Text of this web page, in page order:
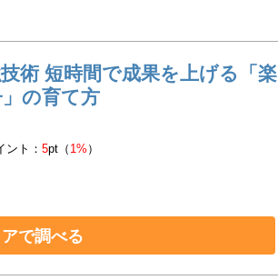
術 短時間で成果を上げる「楽
の育て方
ント：5pt（ 1% ）
で調べる